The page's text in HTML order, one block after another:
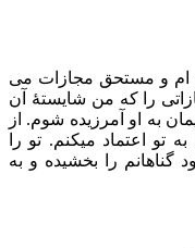
ام و مستحق مجازات می
را که من شایستۀ آن
به او آمرزیده شوم. از
تو اعتماد میکنم. تو را
را بخشیده و به